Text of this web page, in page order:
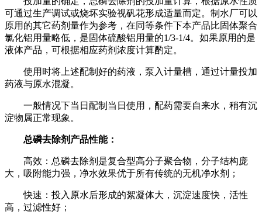
可通过生产调试或烧坏实验视矾花形成适量而定。制水厂可以
原用的其它药剂量作为参考，在同等条件下本产品比固体聚合
氯化铝用量略低，是固体硫酸铝用量的1/3-1/4。如果原用的是
液体产品，可根据相应药剂浓度计算酌定。
使用时将上述配制好的药液，泵入计量槽，通过计量投加
药液与原水混凝。
一般情况下当日配制当日使用，配药需要自来水，稍有沉
淀物属正常现象。
总磷去除剂产品性能：
高效：总磷去除剂是复合型高分子聚合物，分子结构庞
大，吸附能力强，净水效果优于所有传统的无机净水剂；
快速：投入原水后形成的絮凝体大，沉淀速度快，活性
高，过滤性好；